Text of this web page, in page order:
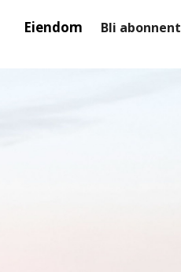
Eiendom Bli abonnent